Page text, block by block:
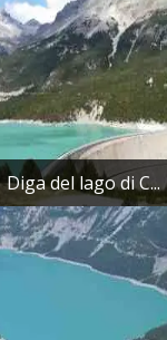
Diga del lago di C...